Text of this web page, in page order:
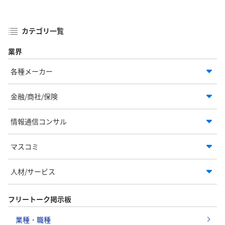
カテゴリ一覧
業界
各種メーカー
金融/商社/保険
情報通信コンサル
マスコミ
人材/サービス
フリートーク掲示板
業種・職種